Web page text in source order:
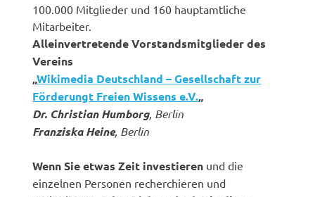
100.000 Mitglieder und 160 hauptamtliche
Mitarbeiter.
Alleinvertretende Vorstandsmitglieder des
Vereins
„Wikimedia Deutschland – Gesellschaft zur
Förderungt Freien Wissens e.V.„
Dr. Christian Humborg, Berlin
Franziska Heine, Berlin
Wenn Sie etwas Zeit investieren und die
einzelnen Personen recherchieren und